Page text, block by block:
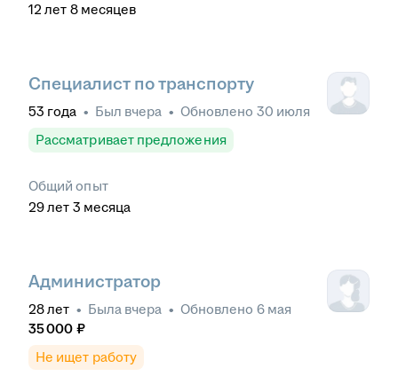
12 лет 8 месяцев
Специалист по транспорту
53 года • Был вчера • Обновлено 30 июля
Рассматривает предложения
Общий опыт
29лет 3 месяца
Администратор
28лет • Была вчера • Обновлено 6 мая
35 000 ₽
Не ищет работу